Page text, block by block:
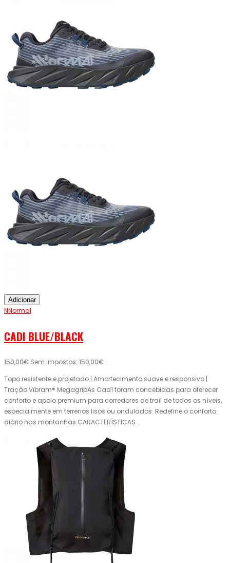
Adicionar
NNormal
CADI BLUE/BLACK
150,00€ Sem impostos: 150,00€
Topo resistente e projetado | Amortecimento suave e responsivo |
Tração Vibram® MegagripAs Cadí foram concebidas para oferecer
conforto e apoio premium para corredores de trail de todos os níveis,
especialmente em terrenos lisos ou ondulados. Redefine o conforto
diário nas montanhas.CARACTERÍSTICAS ..